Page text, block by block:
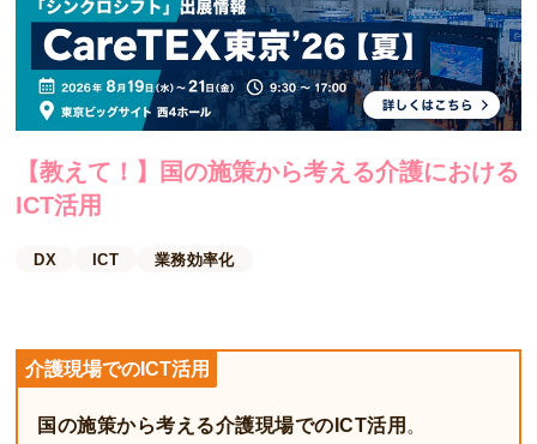
【教えて！】国の施策から考える介護における
ICT活用
DX ICT 業務効率化
介護現場でのICT活用
国の施策から考える介護現場でのICT活用 。